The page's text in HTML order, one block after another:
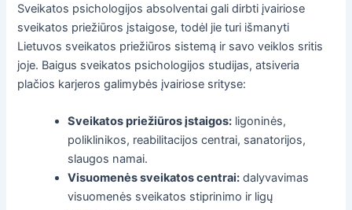
Sveikatos psichologijos absolventai gali dirbti įvairiose
sveikatos priežiūros įstaigose, todėl jie turi išmanyti
Lietuvos sveikatos priežiūros sistemą ir savo veiklos sritis
joje. Baigus sveikatos psichologijos studijas, atsiveria
plačios karjeros galimybės įvairiose srityse:
Sveikatos priežiūros įstaigos: ligoninės,
poliklinikos, reabilitacijos centrai, sanatorijos,
slaugos namai.
Visuomenės sveikatos centrai: dalyvavimas
visuomenės sveikatos stiprinimo ir ligų